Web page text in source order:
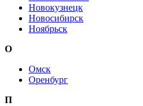
Новокузнецк
Новосибирск
Ноябрьск
О
Омск
Оренбург
П